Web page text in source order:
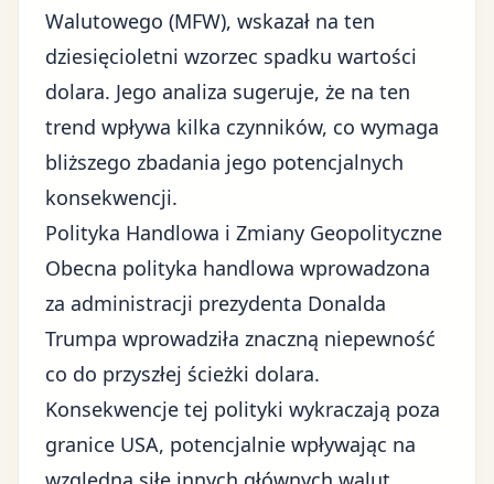
Walutowego (MFW), wskazał na ten
dziesięcioletni wzorzec spadku wartości
dolara. Jego analiza sugeruje, że na ten
trend wpływa kilka czynników, co wymaga
bliższego zbadania jego potencjalnych
konsekwencji.
Polityka Handlowa i Zmiany Geopolityczne
Obecna polityka handlowa wprowadzona
za administracji prezydenta Donalda
Trumpa wprowadziła znaczną niepewność
co do przyszłej ścieżki dolara.
Konsekwencje tej polityki wykraczają poza
granice USA, potencjalnie wpływając na